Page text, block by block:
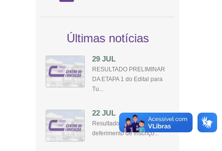
Últimas notícias
29 JUL
RESULTADO PRELIMINAR
DA ETAPA 1 do Edital para
Tu...
22 JUL
Resultado preeliminar do
deferimento de inscriçõ...